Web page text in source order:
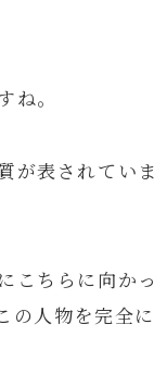
。
が表されていま
こちらに向かっ
の人物を完全に